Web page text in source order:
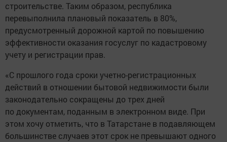
строительстве. Таким образом, республика
перевыполнила плановый показатель в 80%,
предусмотренный дорожной картой по повышению
эффективности оказания госуслуг по кадастровому
учету и регистрации прав.
«С прошлого года сроки учетно-регистрационных
действий в отношении бытовой недвижимости были
законодательно сокращены до трех дней
по документам, поданным в электронном виде. При
этом хочу отметить, что в Татарстане в подавляющем
большинстве случаев этот срок не превышают одного